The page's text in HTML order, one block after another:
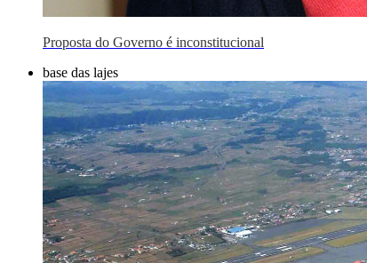
Proposta do Governo é inconstitucional
base das lajes